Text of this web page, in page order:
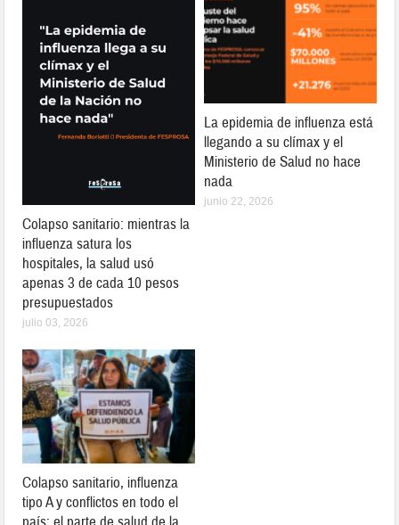
Colapso sanitario: mientras la
influenza satura los
hospitales, la salud usó
apenas 3 de cada 10 pesos
presupuestados
julio 03, 2026
La epidemia de influenza está
llegando a su clímax y el
Ministerio de Salud no hace
nada
junio 22, 2026
Colapso sanitario, influenza
tipo A y conflictos en todo el